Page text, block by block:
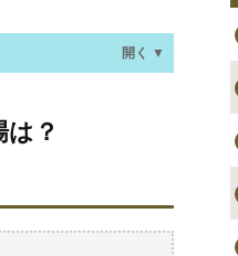
開く ▼
？